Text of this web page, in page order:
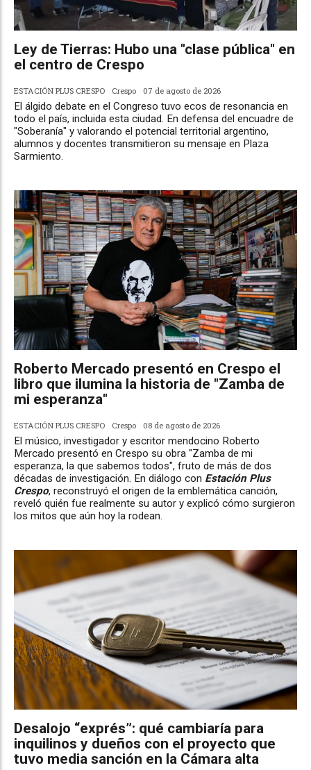
Ley de Tierras: Hubo una "clase pública" en
el centro de Crespo
ESTACIÓN PLUS CRESPO Crespo 07 de agosto de 2026
El álgido debate en el Congreso tuvo ecos de resonancia en
todo el país, incluida esta ciudad. En defensa del encuadre de
"Soberanía" y valorando el potencial territorial argentino,
alumnos y docentes transmitieron su mensaje en Plaza
Sarmiento.
Roberto Mercado presentó en Crespo el
libro que ilumina la historia de "Zamba de
mi esperanza"
ESTACIÓN PLUS CRESPO Crespo 08 de agosto de 2026
El músico, investigador y escritor mendocino Roberto
Mercado presentó en Crespo su obra "Zamba de mi
esperanza, la que sabemos todos", fruto de más de dos
décadas de investigación. En diálogo con Estación Plus
Crespo, reconstruyó el origen de la emblemática canción,
reveló quién fue realmente su autor y explicó cómo surgieron
los mitos que aún hoy la rodean.
Desalojo “exprés”: qué cambiaría para
inquilinos y dueños con el proyecto que
tuvo media sanción en la Cámara alta